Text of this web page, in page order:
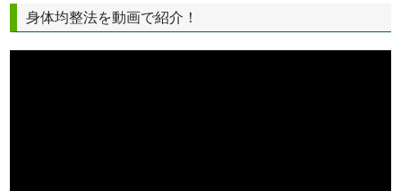
身体均整法を動画で紹介！